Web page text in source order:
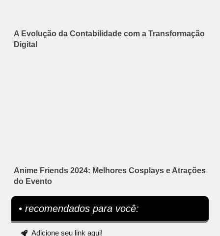
A Evolução da Contabilidade com a Transformação
Digital
Anime Friends 2024: Melhores Cosplays e Atrações
do Evento
• recomendados para você:
Adicione seu link aqui!